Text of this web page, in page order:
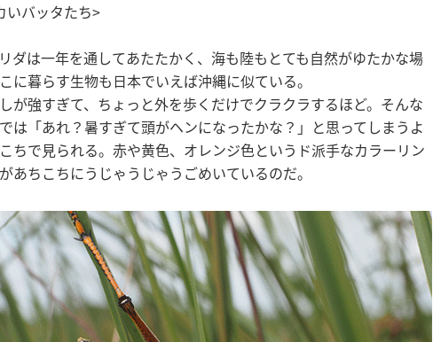
いバッタたち>
ダは一年を通してあたたかく、海も陸もとても自然がゆたかな場
に暮らす生物も日本でいえば沖縄に似ている。
が強すぎて、ちょっと外を歩くだけでクラクラするほど。そんな
は「あれ？暑すぎて頭がヘンになったかな？」と思ってしまうよ
ちで見られる。赤や黄色、オレンジ色というド派手なカラーリン
あちこちにうじゃうじゃうごめいているのだ。